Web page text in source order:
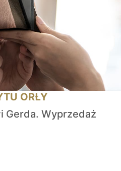
ORŁY
Gerda. Wyprzedaż